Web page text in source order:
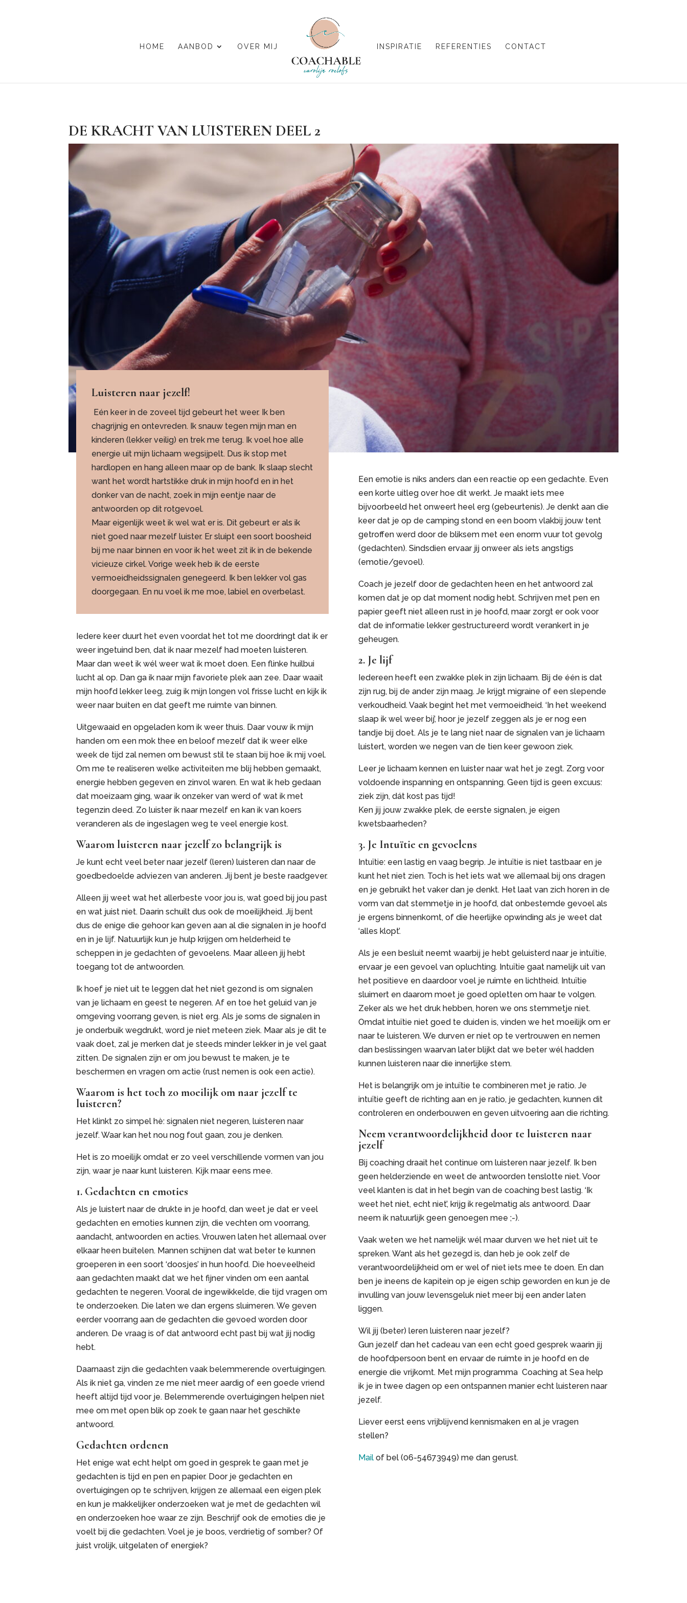
HOME AANBOD OVER MIJ INSPIRATIE REFERENTIES CONTACT
DE KRACHT VAN LUISTEREN DEEL 2
Luisteren naar jezelf!
Eén keer in de zoveel tijd gebeurt het weer. Ik ben
chagrijnig en ontevreden. Ik snauw tegen mijn man en
kinderen (lekker veilig) en trek me terug. Ik voel hoe alle
energie uit mijn lichaam wegsijpelt. Dus ik stop met
hardlopen en hang alleen maar op de bank. Ik slaap slecht
want het wordt hartstikke druk in mijn hoofd en in het
donker van de nacht, zoek in mijn eentje naar de
antwoorden op dit rotgevoel.
Maar eigenlijk weet ik wel wat er is. Dit gebeurt er als ik
niet goed naar mezelf luister. Er sluipt een soort boosheid
bij me naar binnen en voor ik het weet zit ik in de bekende
vicieuze cirkel. Vorige week heb ik de eerste
vermoeidheidssignalen genegeerd. Ik ben lekker vol gas
doorgegaan. En nu voel ik me moe, labiel en overbelast.
Iedere keer duurt het even voordat het tot me doordringt dat ik er
weer ingetuind ben, dat ik naar mezelf had moeten luisteren.
Maar dan weet ik wél weer wat ik moet doen. Een flinke huilbui
lucht al op. Dan ga ik naar mijn favoriete plek aan zee. Daar waait
mijn hoofd lekker leeg, zuig ik mijn longen vol frisse lucht en kijk ik
weer naar buiten en dat geeft me ruimte van binnen.
Uitgewaaid en opgeladen kom ik weer thuis. Daar vouw ik mijn
handen om een mok thee en beloof mezelf dat ik weer elke
week de tijd zal nemen om bewust stil te staan bij hoe ik mij voel.
Om me te realiseren welke activiteiten me blij hebben gemaakt,
energie hebben gegeven en zinvol waren. En wat ik heb gedaan
dat moeizaam ging, waar ik onzeker van werd of wat ik met
tegenzin deed. Zo luister ik naar mezelf en kan ik van koers
veranderen als de ingeslagen weg te veel energie kost.
Waarom luisteren naar jezelf zo belangrijk is
Je kunt echt veel beter naar jezelf (leren) luisteren dan naar de
goedbedoelde adviezen van anderen. Jij bent je beste raadgever.
Alleen jij weet wat het allerbeste voor jou is, wat goed bij jou past
en wat juist niet. Daarin schuilt dus ook de moeilijkheid. Jij bent
dus de enige die gehoor kan geven aan al die signalen in je hoofd
en in je lijf. Natuurlijk kun je hulp krijgen om helderheid te
scheppen in je gedachten of gevoelens. Maar alleen jij hebt
toegang tot de antwoorden.
Ik hoef je niet uit te leggen dat het niet gezond is om signalen
van je lichaam en geest te negeren. Af en toe het geluid van je
omgeving voorrang geven, is niet erg. Als je soms de signalen in
je onderbuik wegdrukt, word je niet meteen ziek. Maar als je dit te
vaak doet, zal je merken dat je steeds minder lekker in je vel gaat
zitten. De signalen zijn er om jou bewust te maken, je te
beschermen en vragen om actie (rust nemen is ook een actie).
Waarom is het toch zo moeilijk om naar jezelf te
luisteren?
Het klinkt zo simpel hè: signalen niet negeren, luisteren naar
jezelf. Waar kan het nou nog fout gaan, zou je denken.
Het is zo moeilijk omdat er zo veel verschillende vormen van jou
zijn, waar je naar kunt luisteren. Kijk maar eens mee.
1. Gedachten en emoties
Als je luistert naar de drukte in je hoofd, dan weet je dat er veel
gedachten en emoties kunnen zijn, die vechten om voorrang,
aandacht, antwoorden en acties. Vrouwen laten het allemaal over
elkaar heen buitelen. Mannen schijnen dat wat beter te kunnen
groeperen in een soort ‘doosjes’ in hun hoofd. Die hoeveelheid
aan gedachten maakt dat we het fijner vinden om een aantal
gedachten te negeren. Vooral de ingewikkelde, die tijd vragen om
te onderzoeken. Die laten we dan ergens sluimeren. We geven
eerder voorrang aan de gedachten die gevoed worden door
anderen. De vraag is of dat antwoord echt past bij wat jij nodig
hebt.
Daarnaast zijn die gedachten vaak belemmerende overtuigingen.
Als ik niet ga, vinden ze me niet meer aardig of een goede vriend
heeft altijd tijd voor je. Belemmerende overtuigingen helpen niet
mee om met open blik op zoek te gaan naar het geschikte
antwoord.
Gedachten ordenen
Het enige wat echt helpt om goed in gesprek te gaan met je
gedachten is tijd en pen en papier. Door je gedachten en
overtuigingen op te schrijven, krijgen ze allemaal een eigen plek
en kun je makkelijker onderzoeken wat je met de gedachten wil
en onderzoeken hoe waar ze zijn. Beschrijf ook de emoties die je
voelt bij die gedachten. Voel je je boos, verdrietig of somber? Of
juist vrolijk, uitgelaten of energiek?
Een emotie is niks anders dan een reactie op een gedachte. Even
een korte uitleg over hoe dit werkt. Je maakt iets mee
bijvoorbeeld het onweert heel erg (gebeurtenis). Je denkt aan die
keer dat je op de camping stond en een boom vlakbij jouw tent
getroffen werd door de bliksem met een enorm vuur tot gevolg
(gedachten). Sindsdien ervaar jij onweer als iets angstigs
(emotie/gevoel).
Coach je jezelf door de gedachten heen en het antwoord zal
komen dat je op dat moment nodig hebt. Schrijven met pen en
papier geeft niet alleen rust in je hoofd, maar zorgt er ook voor
dat de informatie lekker gestructureerd wordt verankert in je
geheugen.
2. Je lijf
Iedereen heeft een zwakke plek in zijn lichaam. Bij de één is dat
zijn rug, bij de ander zijn maag. Je krijgt migraine of een slepende
verkoudheid. Vaak begint het met vermoeidheid. ‘In het weekend
slaap ik wel weer bij’, hoor je jezelf zeggen als je er nog een
tandje bij doet. Als je te lang niet naar de signalen van je lichaam
luistert, worden we negen van de tien keer gewoon ziek.
Leer je lichaam kennen en luister naar wat het je zegt. Zorg voor
voldoende inspanning en ontspanning. Geen tijd is geen excuus:
ziek zijn, dát kost pas tijd!
Ken jij jouw zwakke plek, de eerste signalen, je eigen
kwetsbaarheden?
3. Je Intuïtie en gevoelens
Intuïtie: een lastig en vaag begrip. Je intuïtie is niet tastbaar en je
kunt het niet zien. Toch is het iets wat we allemaal bij ons dragen
en je gebruikt het vaker dan je denkt. Het laat van zich horen in de
vorm van dat stemmetje in je hoofd, dat onbestemde gevoel als
je ergens binnenkomt, of die heerlijke opwinding als je weet dat
‘alles klopt’.
Als je een besluit neemt waarbij je hebt geluisterd naar je intuïtie,
ervaar je een gevoel van opluchting. Intuïtie gaat namelijk uit van
het positieve en daardoor voel je ruimte en lichtheid. Intuïtie
sluimert en daarom moet je goed opletten om haar te volgen.
Zeker als we het druk hebben, horen we ons stemmetje niet.
Omdat intuïtie niet goed te duiden is, vinden we het moeilijk om er
naar te luisteren. We durven er niet op te vertrouwen en nemen
dan beslissingen waarvan later blijkt dat we beter wél hadden
kunnen luisteren naar die innerlijke stem.
Het is belangrijk om je intuïtie te combineren met je ratio. Je
intuïtie geeft de richting aan en je ratio, je gedachten, kunnen dit
controleren en onderbouwen en geven uitvoering aan die richting.
Neem verantwoordelijkheid door te luisteren naar
jezelf
Bij coaching draait het continue om luisteren naar jezelf. Ik ben
geen helderziende en weet de antwoorden tenslotte niet. Voor
veel klanten is dat in het begin van de coaching best lastig. ‘Ik
weet het niet, echt niet’, krijg ik regelmatig als antwoord. Daar
neem ik natuurlijk geen genoegen mee ;-).
Vaak weten we het namelijk wél maar durven we het niet uit te
spreken. Want als het gezegd is, dan heb je ook zelf de
verantwoordelijkheid om er wel of niet iets mee te doen. En dan
ben je ineens de kapitein op je eigen schip geworden en kun je de
invulling van jouw levensgeluk niet meer bij een ander laten
liggen.
Wil jij (beter) leren luisteren naar jezelf?
Gun jezelf dan het cadeau van een echt goed gesprek waarin jij
de hoofdpersoon bent en ervaar de ruimte in je hoofd en de
energie die vrijkomt. Met mijn programma Coaching at Sea help
ik je in twee dagen op een ontspannen manier echt luisteren naar
jezelf.
Liever eerst eens vrijblijvend kennismaken en al je vragen
stellen?
Mailof bel (06-54673949) me dan gerust.